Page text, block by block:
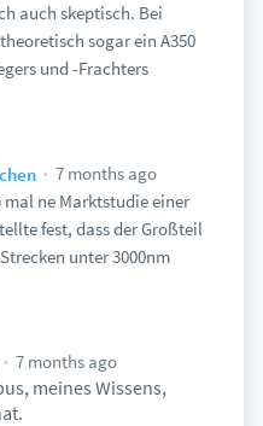
auch skeptisch. Bei
sogar ein A350
und -Frachters
7 months ago
ne Marktstudie einer
fest, dass der Großteil
unter 3000nm
7 months ago
meines Wissens,